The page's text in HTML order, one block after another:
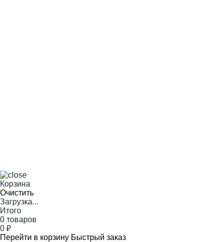
Корзина
Очистить
Загрузка...
Итого
0 товаров
0 ₽
Перейти в корзину Быстрый заказ